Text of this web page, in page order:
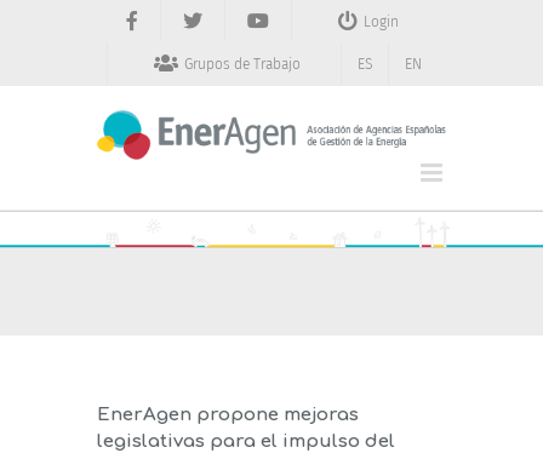
Login
Grupos de Trabajo ES EN
EnerAgen propone mejoras
legislativas para el impulso del